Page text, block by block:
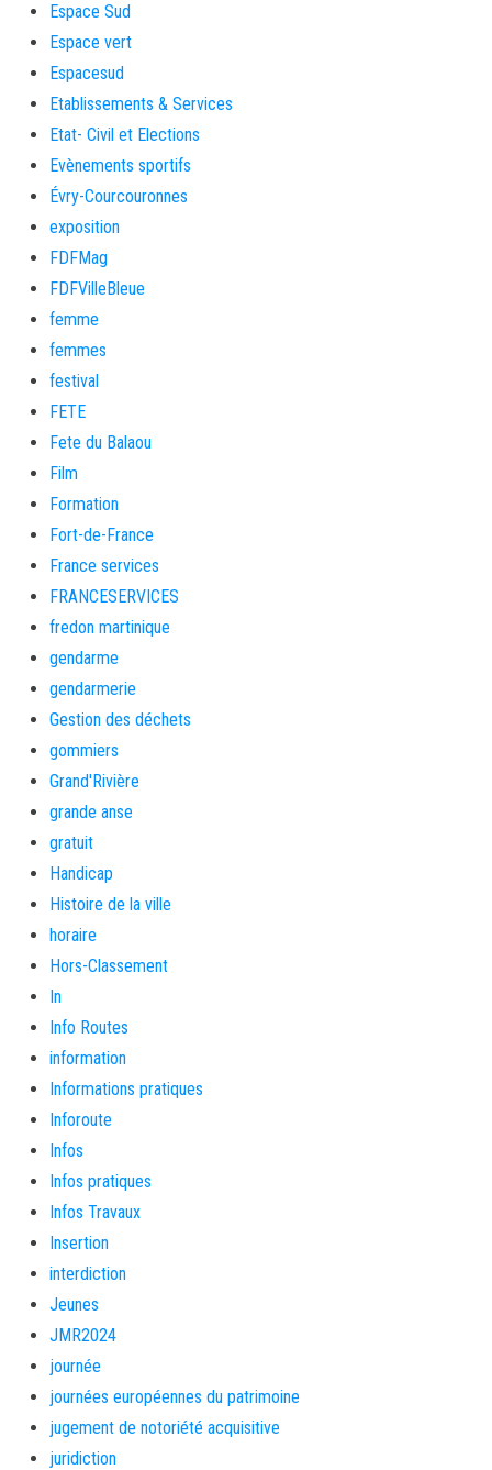
Espace Sud
Espace vert
Espacesud
Etablissements & Services
Etat- Civil et Elections
Evènements sportifs
Évry-Courcouronnes
exposition
FDFMag
FDFVilleBleue
femme
femmes
festival
FETE
Fete du Balaou
Film
Formation
Fort-de-France
France services
FRANCESERVICES
fredon martinique
gendarme
gendarmerie
Gestion des déchets
gommiers
Grand'Rivière
grande anse
gratuit
Handicap
Histoire de la ville
horaire
Hors-Classement
In
Info Routes
information
Informations pratiques
Inforoute
Infos
Infos pratiques
Infos Travaux
Insertion
interdiction
Jeunes
JMR2024
journée
journées européennes du patrimoine
jugement de notoriété acquisitive
juridiction